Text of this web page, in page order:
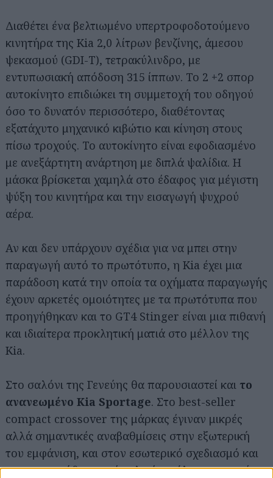
Διαθέτει ένα βελτιωμένο υπερτροφοδοτούμενο
κινητήρα της Kia 2,0 λίτρων βενζίνης, άμεσου
ψεκασμού (GDI-T), τετρακύλινδρο, με
εντυπωσιακή απόδοση 315 ίππων. Το 2 +2 σπορ
αυτοκίνητο επιδιώκει τη συμμετοχή του οδηγού
όσο το δυνατόν περισσότερο, διαθέτοντας
εξατάχυτο μηχανικό κιβώτιο και κίνηση στους
πίσω τροχούς. Το αυτοκίνητο είναι εφοδιασμένο
με ανεξάρτητη ανάρτηση με διπλά ψαλίδια. Η
μάσκα βρίσκεται χαμηλά στο έδαφος για μέγιστη
ψύξη του κινητήρα και την εισαγωγή ψυχρού
αέρα.
Αν και δεν υπάρχουν σχέδια για να μπει στην
παραγωγή αυτό το πρωτότυπο, η Kia έχει μια
παράδοση κατά την οποία τα οχήματα παραγωγής
έχουν αρκετές ομοιότητες με τα πρωτότυπα που
προηγήθηκαν και το GT4 Stinger είναι μια πιθανή
και ιδιαίτερα προκλητική ματιά στο μέλλον της
Kia.
Στo σαλόνι της Γενεύης θα παρουσιαστεί και το
ανανεωμένο Kia Sportage. Στο best-seller
compact crossover της μάρκας έγιναν μικρές
αλλά σημαντικές αναβαθμίσεις στην εξωτερική
του εμφάνιση, και στον εσωτερικό σχεδιασμό και
χρησιμοποιήθηκαν νέα υλικά σε όλη την καμπίνα.
Αναζήτηση